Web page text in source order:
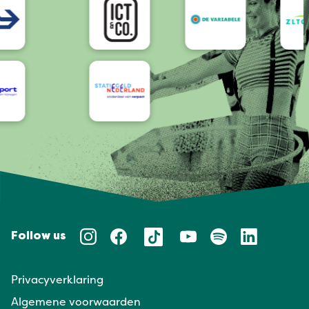
Follow us
Privacyverklaring
Algemene voorwaarden